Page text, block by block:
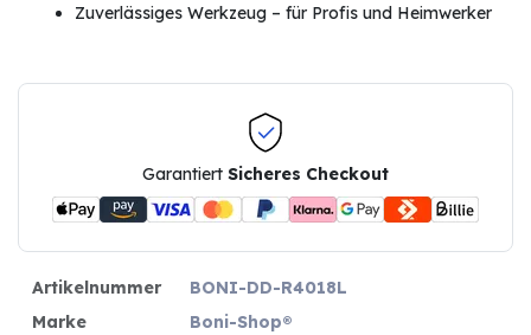
Zuverlässiges Werkzeug – für Profis und Heimwerker
Garantiert Sicheres Checkout
Artikelnummer
BONI-DD-R4018L
Marke
Boni-Shop®